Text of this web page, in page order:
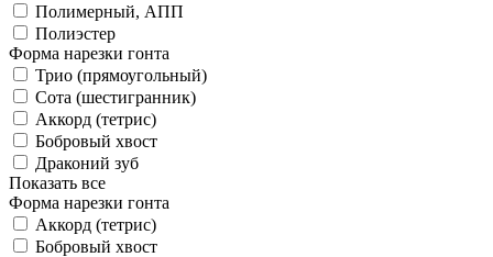
Полимерный, АПП
Полиэстер
Форма нарезки гонта
Трио (прямоугольный)
Сота (шестигранник)
Аккорд (тетрис)
Бобровый хвост
Драконий зуб
Показать все
Форма нарезки гонта
Аккорд (тетрис)
Бобровый хвост